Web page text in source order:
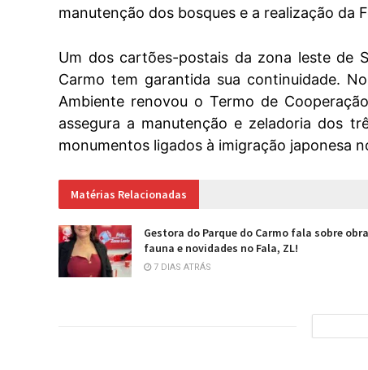
manutenção dos bosques e a realização da
Um dos cartões-postais da zona leste de
Carmo tem garantida sua continuidade.
Ambiente renovou o Termo de
assegura a manutenção e zeladoria dos
monumentos ligados à imigração japonesa
Matérias Relacionadas
Gestora do Parque do Carmo fala sobre
fauna e novidades no Fala, ZL!
7 DIAS ATRÁS